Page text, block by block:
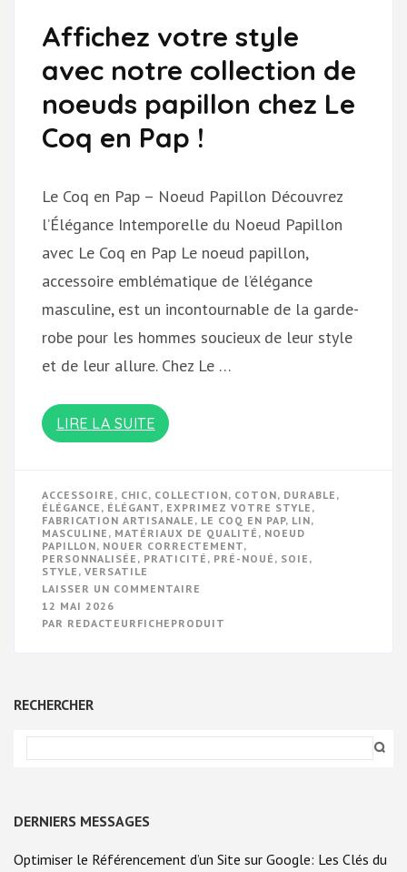
Affichez votre style
avec notre collection de
noeuds papillon chez Le
Coq en Pap !
Le Coq en Pap – Noeud Papillon Découvrez
l’Élégance Intemporelle du Noeud Papillon
avec Le Coq en Pap Le noeud papillon,
accessoire emblématique de l’élégance
masculine, est un incontournable de la garde-
robe pour les hommes soucieux de leur style
et de leur allure. Chez Le …
LIRE LA SUITE
ACCESSOIRE , CHIC, COLLECTION, COTON, DURABLE ,
ÉLÉGANCE , ÉLÉGANT, EXPRIMEZ VOTRE STYLE ,
FABRICATION ARTISANALE , LE COQ EN PAP, LIN,
MASCULINE , MATÉRIAUX DE QUALITÉ , NOEUD
PAPILLON, NOUER CORRECTEMENT,
PERSONNALISÉE , PRATICITÉ , PRÉ-NOUÉ , SOIE ,
STYLE , VERSATILE
LAISSER UN COMMENTAIRE
STYLE
12 MAI 2026
PAR REDACTEURFICHEPRODUIT
RECHERCHER
DERNIERS MESSAGES
Optimiser le Référencement d’un Site sur Google: Les Clés du